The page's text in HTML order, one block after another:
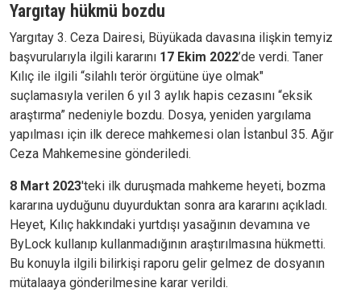
Yargıtay hükmü bozdu
Yargıtay 3. Ceza Dairesi, Büyükada davasına ilişkin temyiz
başvurularıyla ilgili kararını 17 Ekim 2022’de verdi. Taner
Kılıç ile ilgili “silahlı terör örgütüne üye olmak"
suçlamasıyla verilen 6 yıl 3 aylık hapis cezasını “eksik
araştırma” nedeniyle bozdu. Dosya, yeniden yargılama
yapılması için ilk derece mahkemesi olan İstanbul 35. Ağır
Ceza Mahkemesine gönderiledi.
8 Mart 2023'teki ilk duruşmada mahkeme heyeti, bozma
kararına uyduğunu duyurduktan sonra ara kararını açıkladı.
Heyet, Kılıç hakkındaki yurtdışı yasağının devamına ve
ByLock kullanıp kullanmadığının araştırılmasına hükmetti.
Bu konuyla ilgili bilirkişi raporu gelir gelmez de dosyanın
mütalaaya gönderilmesine karar verildi.